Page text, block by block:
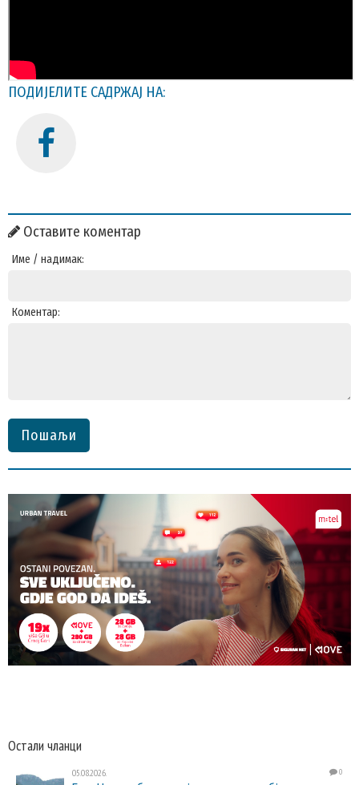
ПОДИЈЕЛИТЕ САДРЖАЈ НА:
Оставите коментар
Име / надимак:
Коментар:
Пошаљи
Остали чланци
05.08.2026. 0